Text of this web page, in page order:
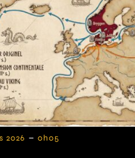
2026 - 0h05